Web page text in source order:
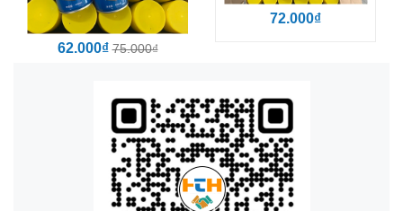
62.000₫75.000₫
72.000₫